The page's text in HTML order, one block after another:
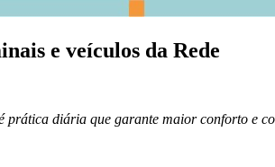
e veículos da Rede
prática diária que garante maior conforto e